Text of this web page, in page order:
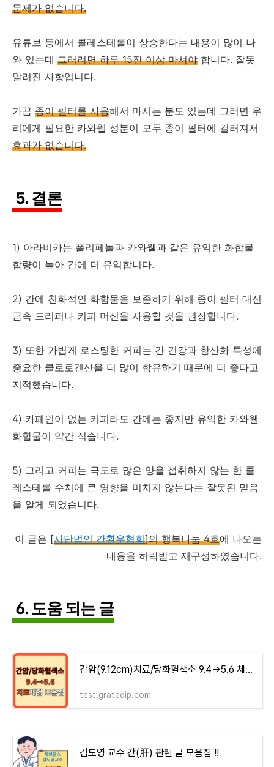
문제가 없습니다.
유튜브 등에서 콜레스테롤이 상승한다는 내용이 많이 나
와 있는데 그러려면 하루 15잔 이상 마셔야 합니다. 잘못
알려진 사항입니다.
가끔 종이 필터를 사용해서 마시는 분도 있는데 그러면 우
리에게 필요한 카와웰 성분이 모두 종이 필터에 걸러져서
효과가 없습니다.
5. 결론
1) 아라비카는 폴리페놀과 카와웰과 같은 유익한 화합물
함량이 높아 간에 더 유익합니다.
2) 간에 친화적인 화합물을 보존하기 위해 종이 필터 대신
금속 드리퍼나 커피 머신을 사용할 것을 권장합니다.
3) 또한 가볍게 로스팅한 커피는 간 건강과 항산화 특성에
중요한 클로로겐산을 더 많이 함유하기 때문에 더 좋다고
지적했습니다.
4) 카페인이 없는 커피라도 간에는 좋지만 유익한 카와웰
화합물이 약간 적습니다.
5) 그리고 커피는 극도로 많은 양을 섭취하지 않는 한 콜
레스테롤 수치에 큰 영향을 미치지 않는다는 잘못된 믿음
을 알게 되었습니다.
이 글은 [사단법인 간환우협회]의 행복나눔 4호에 나오는
내용을 허락받고 재구성하였습니다.
6. 도움 되는 글
간암(9.12cm)치료/당화혈색소 9.4→5.6 체험기 모음집 - money-health
test.gratedip.com
김도영 교수 간(肝) 관련 글 모음집 !!